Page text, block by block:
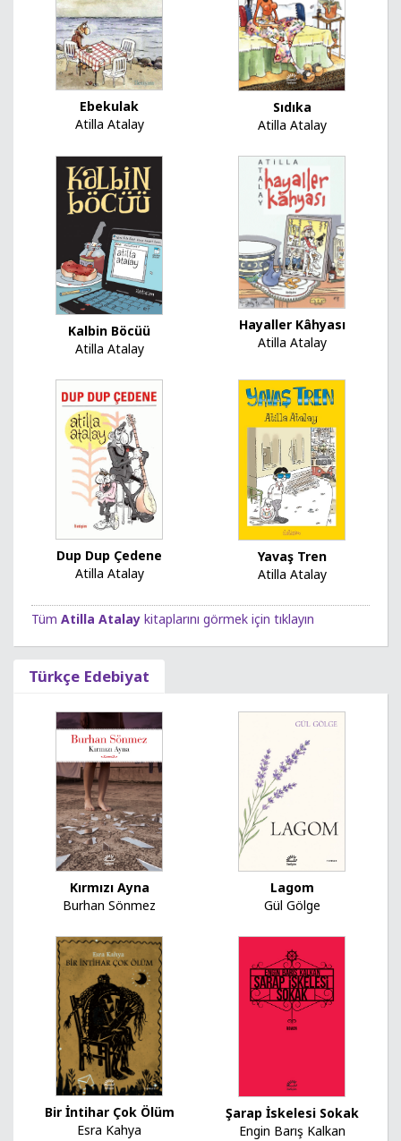
Ebekulak
Atilla Atalay
Sıdıka
Atilla Atalay
Kalbin Böcüü
Atilla Atalay
Hayaller Kâhyası
Atilla Atalay
Dup Dup Çedene
Atilla Atalay
Yavaş Tren
Atilla Atalay
Tüm Atilla Atalay kitaplarını görmek için tıklayın
Türkçe Edebiyat
Kırmızı Ayna
Burhan Sönmez
Lagom
Gül Gölge
Bir İntihar Çok Ölüm
Esra Kahya
Şarap İskelesi Sokak
Engin Barış Kalkan